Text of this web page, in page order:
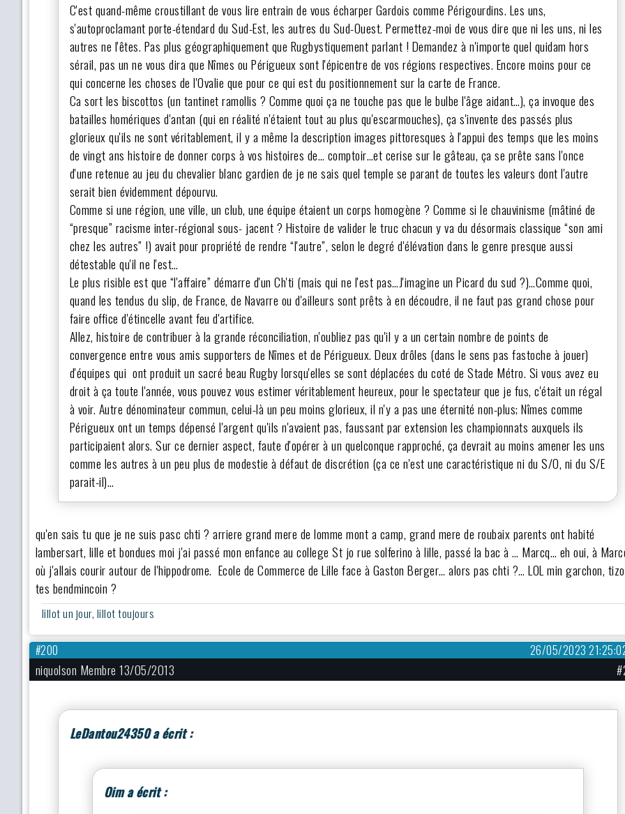
C'est quand-même croustillant de vous lire entrain de vous écharper Gardois comme Périgourdins. Les uns,
s'autoproclamant porte-étendard du Sud-Est, les autres du Sud-Ouest. Permettez-moi de vous dire que ni les uns, ni les
autres ne l'êtes. Pas plus géographiquement que Rugbystiquement parlant ! Demandez à n'importe quel quidam hors
sérail, pas un ne vous dira que Nîmes ou Périgueux sont l'épicentre de vos régions respectives. Encore moins pour ce
qui concerne les choses de l'Ovalie que pour ce qui est du positionnement sur la carte de France.
Ca sort les biscottos (un tantinet ramollis ? Comme quoi ça ne touche pas que le bulbe l'âge aidant…), ça invoque des
batailles homériques d'antan (qui en réalité n'étaient tout au plus qu'escarmouches), ça s'invente des passés plus
glorieux qu'ils ne sont véritablement, il y a même la description images pittoresques à l'appui des temps que les moins
de vingt ans histoire de donner corps à vos histoires de… comptoir…et cerise sur le gâteau, ça se prête sans l'once
d'une retenue au jeu du chevalier blanc gardien de je ne sais quel temple se parant de toutes les valeurs dont l'autre
serait bien évidemment dépourvu.
Comme si une région, une ville, un club, une équipe étaient un corps homogène ? Comme si le chauvinisme (mâtiné de
“presque” racisme inter-régional sous- jacent ? Histoire de valider le truc chacun y va du désormais classique “son ami
chez les autres” !) avait pour propriété de rendre “l'autre”, selon le degré d'élévation dans le genre presque aussi
détestable qu'il ne l'est…
Le plus risible est que “l'affaire” démarre d'un Ch'ti (mais qui ne l'est pas…J'imagine un Picard du sud ?)…Comme quoi,
quand les tendus du slip, de France, de Navarre ou d'ailleurs sont prêts à en découdre, il ne faut pas grand chose pour
faire office d'étincelle avant feu d'artifice.
Allez, histoire de contribuer à la grande réconciliation, n'oubliez pas qu'il y a un certain nombre de points de
convergence entre vous amis supporters de Nîmes et de Périgueux. Deux drôles (dans le sens pas fastoche à jouer)
d'équipes qui ont produit un sacré beau Rugby lorsqu'elles se sont déplacées du coté de Stade Métro. Si vous avez eu
droit à ça toute l'année, vous pouvez vous estimer véritablement heureux, pour le spectateur que je fus, c'était un régal
à voir. Autre dénominateur commun, celui-là un peu moins glorieux, il n'y a pas une éternité non-plus; Nîmes comme
Périgueux ont un temps dépensé l'argent qu'ils n'avaient pas, faussant par extension les championnats auxquels ils
participaient alors. Sur ce dernier aspect, faute d'opérer à un quelconque rapproché, ça devrait au moins amener les uns
comme les autres à un peu plus de modestie à défaut de discrétion (ça ce n'est une caractéristique ni du S/O, ni du S/E
parait-il)…
qu'en sais tu que je ne suis pasc chti ? arriere grand mere de lomme mont a camp, grand mere de roubaix parents ont habité
lambersart, lille et bondues moi j'ai passé mon enfance au college St jo rue solferino à lille, passé la bac à … Marcq… eh oui, à
où j'allais courir autour de l'hippodrome. Ecole de Commerce de Lille face à Gaston Berger… alors pas chti ?… LOL min garchon,
tes bendmincoin ?
lillot un jour, lillot toujours
26/05/2023
#200
niquolson Membre 13/05/2013
LeDantou24350 a écrit :
Oim a écrit :